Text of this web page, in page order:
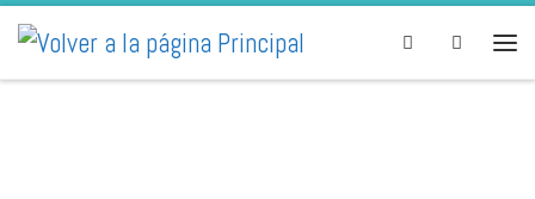
Skip to content Search